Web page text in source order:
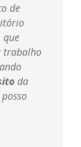
de
que
trabalho
da